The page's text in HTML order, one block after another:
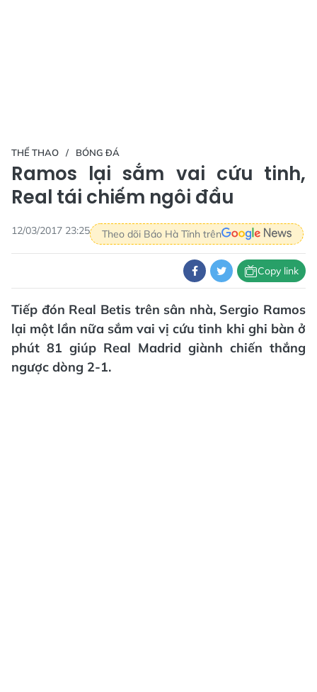
THỂ THAO BÓNG ĐÁ
Ramos lại sắm vai cứu tinh,
Real tái chiếm ngôi đầu
12/03/2017 23:25 Theo dõi Báo Hà Tĩnh trên
Copy link
Tiếp đón Real Betis trên sân nhà, Sergio Ramos
lại một lần nữa sắm vai vị cứu tinh khi ghi bàn ở
phút 81 giúp Real Madrid giành chiến thắng
ngược dòng 2-1.